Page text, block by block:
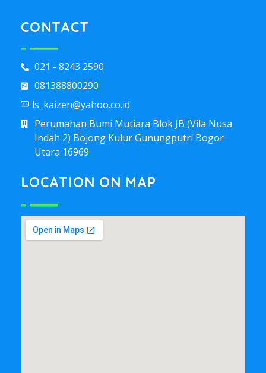
CONTACT
021 - 8243 2590
081388800290
ls_kaizen@yahoo.co.id
Perumahan Bumi Mutiara Blok JB (Vila Nusa
Indah 2) Bojong Kulur Gunungputri Bogor
Utara 16969
LOCATION ON MAP